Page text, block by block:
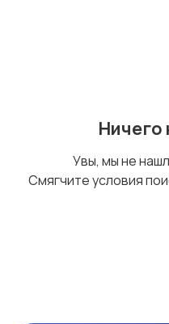
Ничего
Увы, мы не
Смягчите условия